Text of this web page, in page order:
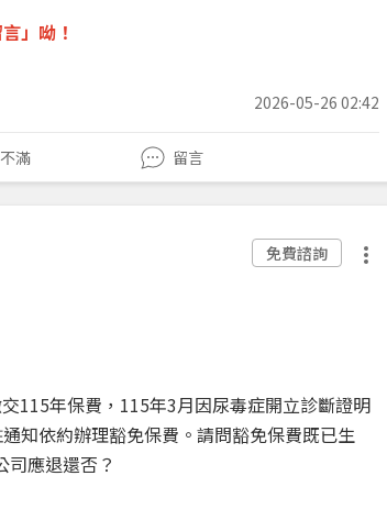
」呦！
2026-05-26 02:42
不滿 留言
免費諮詢
115年保費，115年3月因尿毒症開立診斷證明
知依約辦理豁免保費。請問豁免保費既已生
應退還否？